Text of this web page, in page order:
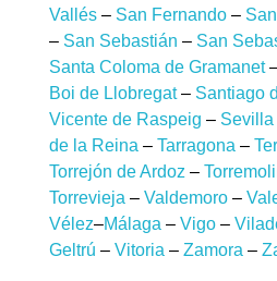
Vallés – San Fernando –
– San Sebastián – San
Santa Coloma de Gramanet
Boi de Llobregat– Santiago
Vicente de Raspeig – Sevilla
de la Reina – Tarragona –
Torrejón de Ardoz –
Torrevieja – Valdemoro –
Vélez–Málaga – Vigo –
Geltrú – Vitoria – Zamora –